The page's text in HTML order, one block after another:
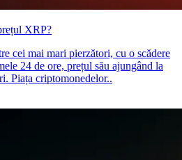
XRP?
cei mai mari pierzători, cu o scădere
24 de ore, prețul său ajungând la
Piața criptomonedelor..